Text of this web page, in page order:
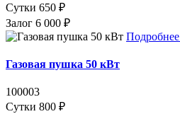
Сутки 650 ₽
Залог 6 000 ₽
Подробнее
Газовая пушка 50 кВт
100003
Сутки 800 ₽